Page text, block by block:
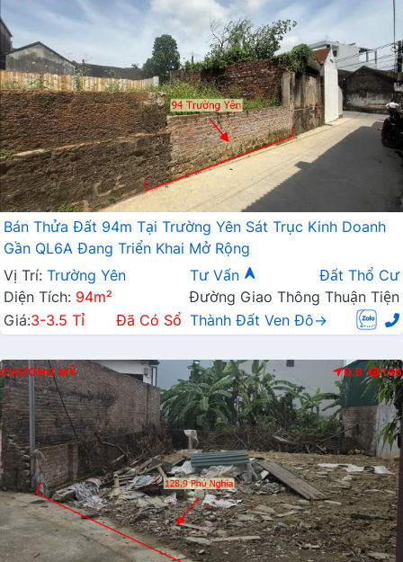
Bán Thửa Đất 94m Tại Trường Yên Sát Trục Kinh Doanh
Gần QL6A Đang Triển Khai Mở Rộng
Vị Trí: Trường Yên Tư Vấn
Đất Thổ Cư
Diện Tích: 94m²
Đường Giao Thông Thuận Tiện
Giá:3-3.5 Tỉ Đã Có Sổ Thành Đất Ven Đô→
CHƯƠNG MỸ Đ.B 196